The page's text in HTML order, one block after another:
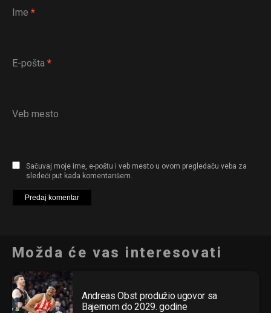
Ime *
E-pošta *
Veb mesto
Sačuvaj moje ime, e-poštu i veb mesto u ovom pregledaču veba za
sledeći put kada komentarišem.
Možda će vas interesovati
Andreas Obst produžio ugovor sa
Bajernom do 2029. godine